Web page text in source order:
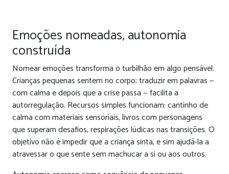
Emoções nomeadas, autonomia
construída
Nomear emoções transforma o turbilhão em algo pensável.
Crianças pequenas sentem no corpo; traduzir em palavras —
com calma e depois que a crise passa — facilita a
autorregulação. Recursos simples funcionam: cantinho de
calma com materiais sensoriais, livros com personagens
que superam desafios, respirações lúdicas nas transições. O
objetivo não é impedir que a criança sinta, e sim ajudá-la a
atravessar o que sente sem machucar a si ou aos outros.